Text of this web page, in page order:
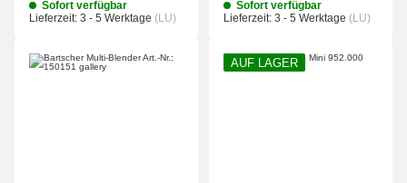
Sofort verfügbar
Lieferzeit: 3 - 5 Werktage (LU)
Sofort verfügbar
Lieferzeit: 3 - 5 Werktage (LU)
AUF LAGER